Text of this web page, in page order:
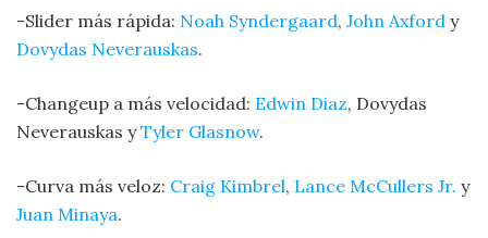
-Slider más rápida: Noah Syndergaard, John Axford y
Dovydas Neverauskas.
-Changeup a más velocidad: Edwin Diaz, Dovydas
Neverauskas yTyler Glasnow.
-Curva más veloz: Craig Kimbrel, Lance McCullers Jr. y
Juan Minaya.